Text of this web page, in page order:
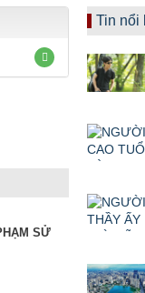
SỬ
Tin nổi